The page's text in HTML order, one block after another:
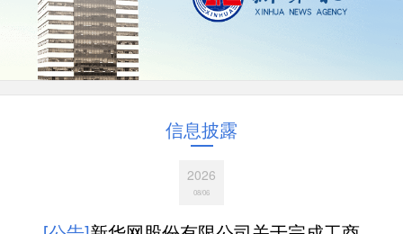
信息披露
2026
08/06